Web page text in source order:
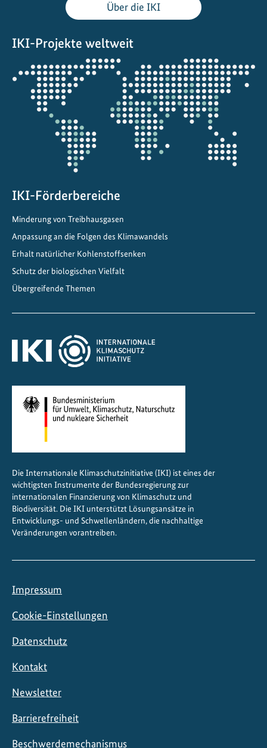
Über die IKI
IKI-Projekte weltweit
Öffnet
die
Projektkarte
IKI-Förderbereiche
Minderung von Treibhausgasen
Anpassung an die Folgen des Klimawandels
Erhalt natürlicher Kohlenstoffsenken
Schutz der biologischen Vielfalt
Übergreifende Themen
Die Internationale Klimaschutzinitiative (IKI) ist eines der
wichtigsten Instrumente der Bundesregierung zur
internationalen Finanzierung von Klimaschutz und
Biodiversität. Die IKI unterstützt Lösungsansätze in
Entwicklungs- und Schwellenländern, die nachhaltige
Veränderungen vorantreiben.
Impressum
Cookie-Einstellungen
Datenschutz
Kontakt
Newsletter
Barrierefreiheit
Beschwerdemechanismus